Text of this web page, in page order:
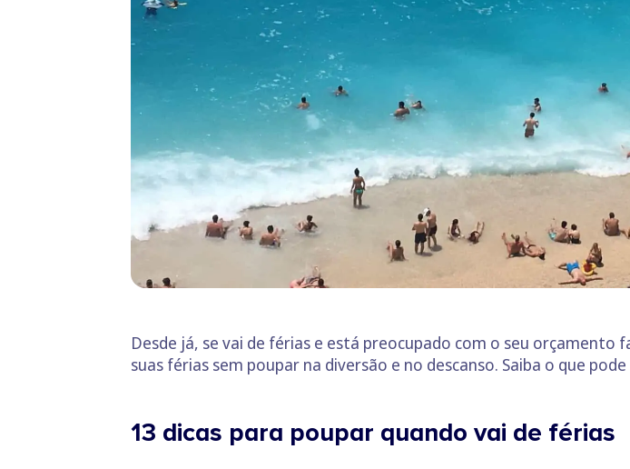
Desde já, se vai de férias e está preocupado com o seu orçamento
suas férias sem poupar na diversão e no descanso. Saiba o que
13 dicas para poupar quando vai de férias